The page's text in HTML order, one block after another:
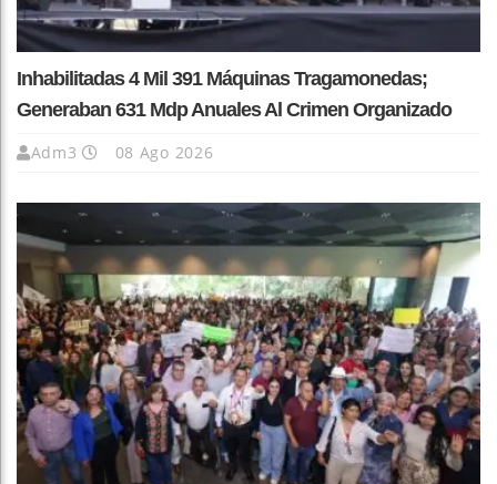
Inhabilitadas 4 Mil 391 Máquinas Tragamonedas;
Generaban 631 Mdp Anuales Al Crimen Organizado
Adm3 08 Ago 2026